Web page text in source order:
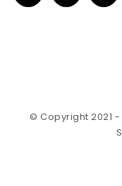
© Copyright 2021